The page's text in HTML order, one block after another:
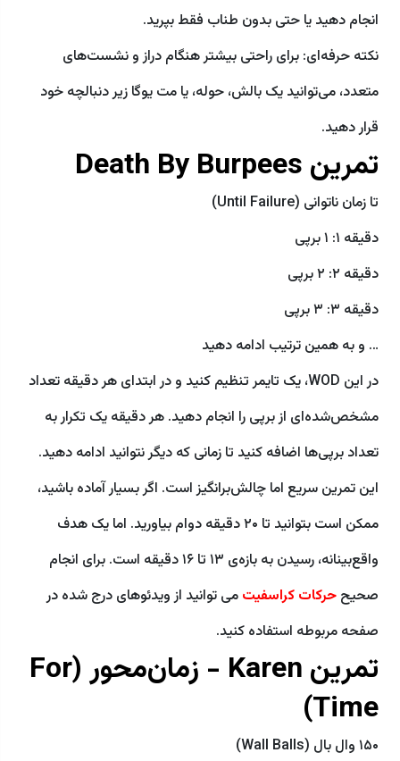
انجام دهید یا حتی بدون طناب فقط بپرید.
نکته حرفه‌ای: برای راحتی بیشتر هنگام دراز و نشست‌های
متعدد، می‌توانید یک بالش، حوله، یا مت یوگا زیر دنبالچه خود
قرار دهید.
تمرین Death By Burpees
تا زمان ناتوانی (Until Failure)
دقیقه ۱: ۱ برپی
دقیقه ۲: ۲ برپی
دقیقه ۳: ۳ برپی
… و به همین ترتیب ادامه دهید
در این WOD، یک تایمر تنظیم کنید و در ابتدای هر دقیقه تعداد
مشخص‌شده‌ای از برپی را انجام دهید. هر دقیقه یک تکرار به
تعداد برپی‌ها اضافه کنید تا زمانی که دیگر نتوانید ادامه دهید.
این تمرین سریع اما چالش‌برانگیز است. اگر بسیار آماده باشید،
ممکن است بتوانید تا ۲۰ دقیقه دوام بیاورید. اما یک هدف
واقع‌بینانه، رسیدن به بازه‌ی ۱۳ تا ۱۶ دقیقه است. برای انجام
صحیح حرکات کراسفیت می توانید از ویدئوهای درج شده در
صفحه مربوطه استفاده کنید.
تمرین Karen - زمان‌محور (For
Time)
۱۵۰ وال بال (Wall Balls)